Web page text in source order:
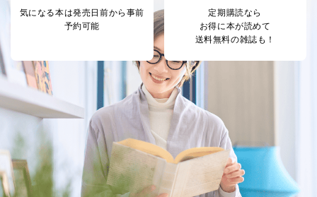
の個人情報
その他当社のプライバシーポリシ
ー等にて公表する利用目的達成の
※上記の利用目的のうちNo.1～5については保有個人デ
ータ（開示対象個人情報）の利用目的であり、下記4.の
開示等のご請求に対応させていただきます。
なお、6、7については、パートナー（提携企業）様又は
各SNS運営会社様にご請求いただきますようお願い致し
３．個人情報の第三者提供について
当社は、取得した個人情報を適切に管理し､あらかじめ
本人の同意を得ることなく第三者に提供することはあり
気になる本は発売日前から事前
予約可能
定期購読なら
お得に本が読めて
送料無料の雑誌も！